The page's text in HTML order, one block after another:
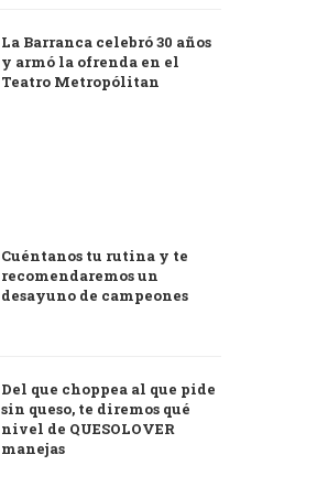
La Barranca celebró 30 años
y armó la ofrenda en el
Teatro Metropólitan
Cuéntanos tu rutina y te
recomendaremos un
desayuno de campeones
Del que choppea al que pide
sin queso, te diremos qué
nivel de QUESOLOVER
manejas